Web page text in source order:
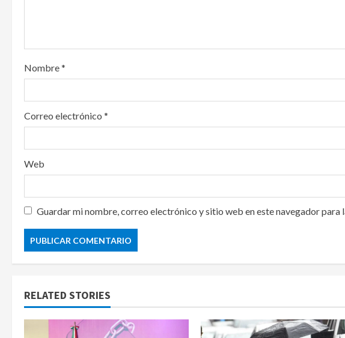
o
n
Nombre*
Correo electrónico *
Web
Guardar mi nombre, correo electrónico y sitio web en este navegador para
RELATED STORIES